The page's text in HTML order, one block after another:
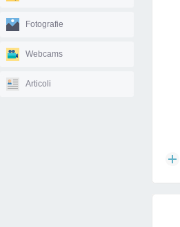
Fotografie
Webcams
Articoli